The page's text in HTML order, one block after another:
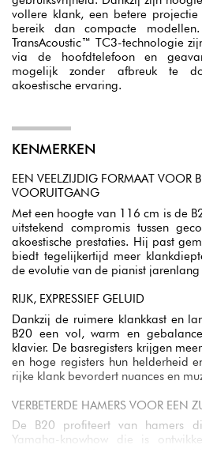
vollere klank, een betere
bereik dan compacte
TransAcoustic™ TC3-technologie
via de hoofdtelefoon en
mogelijk zonder afbreuk te
akoestische ervaring.
KENMERKEN
EEN VEELZIJDIG FORMAAT VOOR
VOORUITGANG
Met een hoogte van 116 cm is de
uitstekend compromis tussen
akoestische prestaties. Hij past
biedt tegelijkertijd meer
de evolutie van de pianist
RIJK, EXPRESSIEF GELUID
Dankzij de ruimere klankkast en
B20 een vol, warm en
klavier. De basregisters krijgen
en hoge registers hun helderheid
rijke klank bevordert nuances en
VERBETERDE HAMERS VOOR EEN
De B20 profiteert van hamers
Yamaha-knowhow die is